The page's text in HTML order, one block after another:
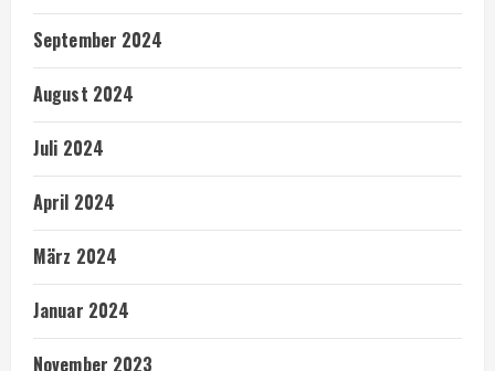
September 2024
August 2024
Juli 2024
April 2024
März 2024
Januar 2024
November 2023